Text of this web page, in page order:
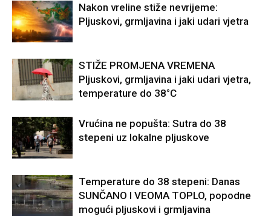
Nakon vreline stiže nevrijeme:
Pljuskovi, grmljavina i jaki udari vjetra
STIŽE PROMJENA VREMENA
Pljuskovi, grmljavina i jaki udari vjetra,
temperature do 38°C
Vrućina ne popušta: Sutra do 38
stepeni uz lokalne pljuskove
Temperature do 38 stepeni: Danas
SUNČANO I VEOMA TOPLO, popodne
mogući pljuskovi i grmljavina